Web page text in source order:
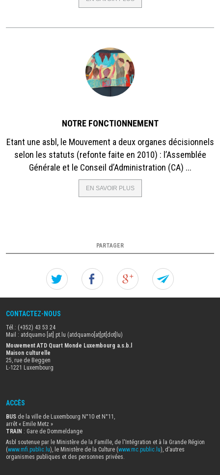
NOTRE
NOTRE FONCTIONNEMENT
Etant une asbl, le Mouvement a deux organes décisionnels
selon les statuts (refonte faite en 2010) : l’Assemblée
Générale et le Conseil d’Administration (CA) ...
EN SAVOIR PLUSSUR
NOTRE
PARTAGER
TwitterFacebookGoogle+
this
CONTACTEZ-NOUS
Tél.: (+352) 43 53 24
Mail : atdquamo [at] pt lu (atdquamo[at]pt[dot]lu)
Mouvement ATD Quart Monde Luxembourg a.s.b.l
Maison culturelle
25, rue de Beggen
L-1221 Luxembourg
ACCÈS
BUS de la ville de Luxembourg N°10 et N°11,
arrêt « Emile Metz »
TRAIN : Gare de Dommeldange
Asbl soutenue par le Ministère de la Famille, de l'Intégration et à la Grande Région
(www.mfi.public.lu), le Ministère de la Culture (www.mc.public.lu), d’autres
organismes publiques et des personnes privées.